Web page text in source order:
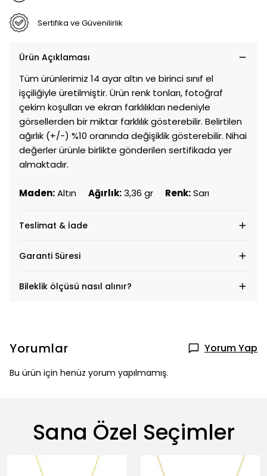
Sertifika ve Güvenilirlik
Ürün Açıklaması
Tüm ürünlerimiz 14 ayar altın ve birinci sınıf el
işçiliğiyle üretilmiştir. Ürün renk tonları, fotoğraf
çekim koşulları ve ekran farklılıkları nedeniyle
görsellerden bir miktar farklılık gösterebilir. Belirtilen
ağırlık (+/-) %10 oranında değişiklik gösterebilir. Nihai
değerler ürünle birlikte gönderilen sertifikada yer
almaktadır.
Maden:Altın Ağırlık:3,36 gr Renk:Sarı
Teslimat & İade
Garanti Süresi
Bileklik ölçüsü nasıl alınır?
Yorumlar Yorum Yap
Bu ürün için henüz yorum yapılmamış.
Sana Özel Seçimler